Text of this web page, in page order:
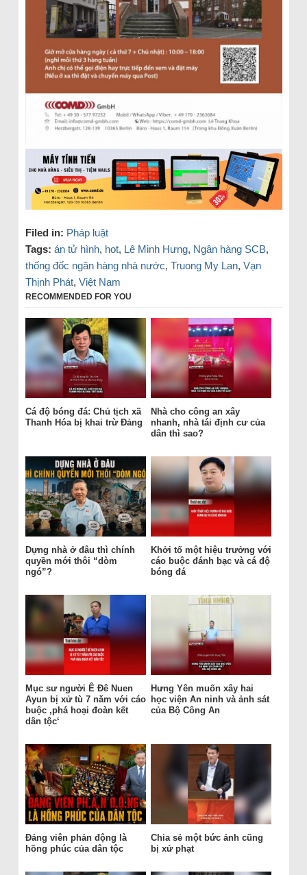
Filed in: Pháp luật
Tags: án tử hình, hot, Lê Minh Hưng, Ngân hàng SCB,
thống đốc ngân hàng nhà nước, Truong My Lan, Vạn
Thịnh Phát, Việt Nam
RECOMMENDED FOR YOU
Cá độ bóng đá: Chủ tịch xã
Thanh Hóa bị khai trừ Đảng
Nhà cho công an xây
nhanh, nhà tái định cư của
dân thì sao?
Dựng nhà ở đâu thì chính
quyền mới thôi “dòm
ngó”?
Khởi tố một hiệu trưởng với
cáo buộc đánh bạc và cá độ
bóng đá
Mục sư người Ê Đê Nuen
Ayun bị xử tù 7 năm với cáo
buộc ‚phá hoại đoàn kết
dân tộc‘
Hưng Yên muốn xây hai
học viện An ninh và ảnh sát
của Bộ Công An
Đảng viên phản động là
hồng phúc của dân tộc
Chia sẻ một bức ảnh cũng
bị xử phạt